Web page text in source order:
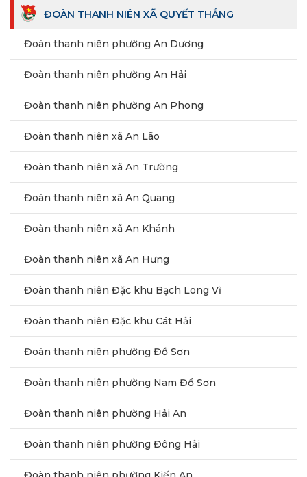
ĐOÀN THANH NIÊN XÃ QUYẾT THẮNG
Đoàn thanh niên phường An Dương
Đoàn thanh niên phường An Hải
Đoàn thanh niên phường An Phong
Đoàn thanh niên xã An Lão
Đoàn thanh niên xã An Trường
Đoàn thanh niên xã An Quang
Đoàn thanh niên xã An Khánh
Đoàn thanh niên xã An Hưng
Đoàn thanh niên Đặc khu Bạch Long Vĩ
Đoàn thanh niên Đặc khu Cát Hải
Đoàn thanh niên phường Đồ Sơn
Đoàn thanh niên phường Nam Đồ Sơn
Đoàn thanh niên phường Hải An
Đoàn thanh niên phường Đông Hải